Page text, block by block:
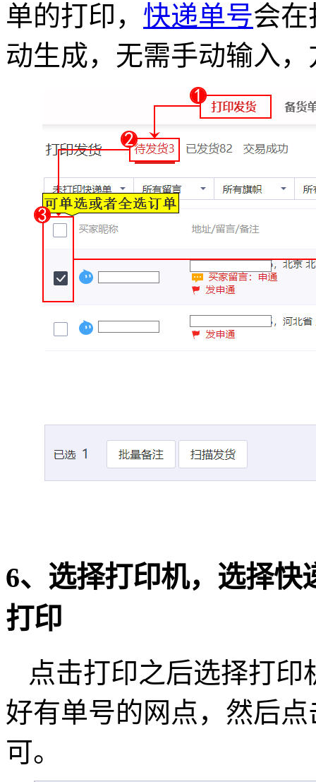
单的打印， 快递单号会
动生成，无需手动输入
6、选择打印机，选择快
打印
点击打印之后选择打印
好有单号的网点，然后
可。